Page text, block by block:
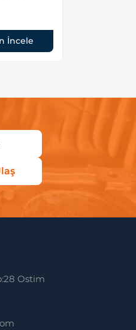
İncele
Ostim